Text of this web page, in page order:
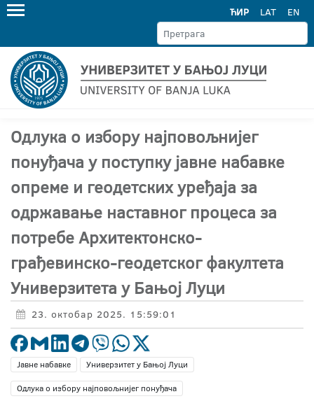
ЋИР LAT EN
Одлука о избору најповољнијег
понуђача у поступку јавне набавке
опреме и геодетских уређаја за
одржавање наставног процеса за
потребе Архитектонско-
грађевинско-геодетског факултета
Универзитета у Бањој Луци
23. октобар 2025. 15:59:01
Јавне набавке
Универзитет у Бањој Луци
Одлука о избору најповољнијег понуђача